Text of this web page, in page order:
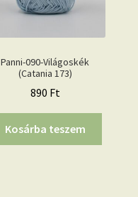
Panni-090-Világoskék
(Catania 173)
890 Ft
Kosárba teszem